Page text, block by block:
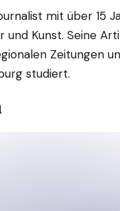
mit über 15
und Kunst. Seine
Zeitungen
studiert.